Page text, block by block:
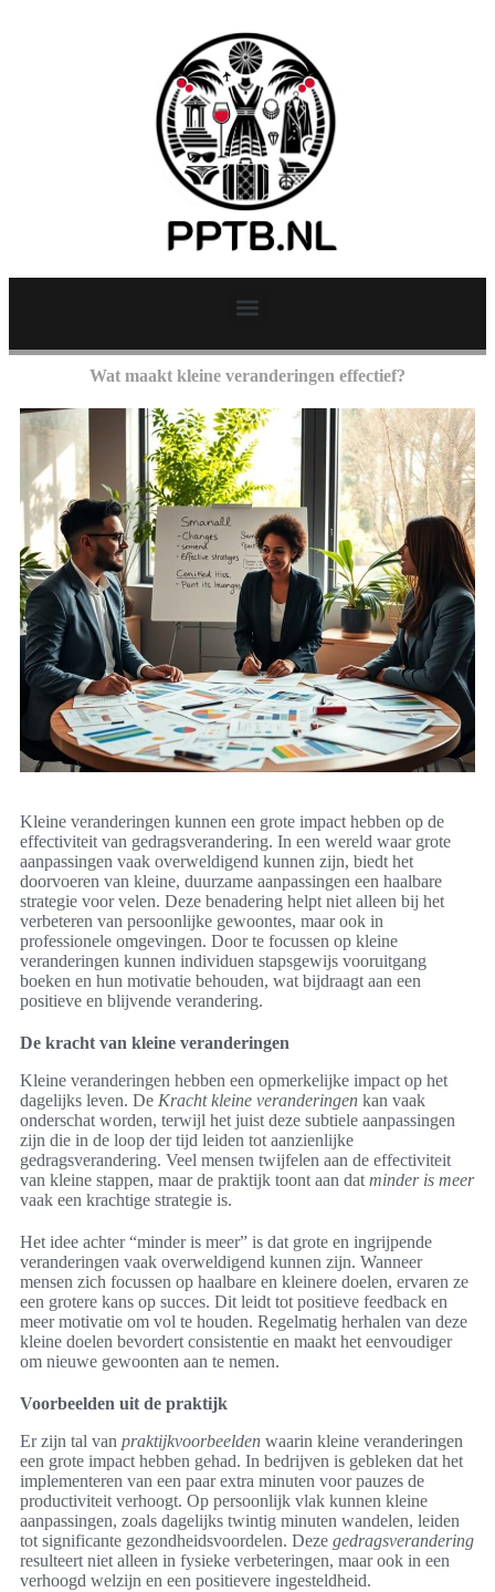
Wat maakt kleine veranderingen effectief?
Kleine veranderingen kunnen een grote impact hebben op de
effectiviteit van gedragsverandering. In een wereld waar grote
aanpassingen vaak overweldigend kunnen zijn, biedt het
doorvoeren van kleine, duurzame aanpassingen een haalbare
strategie voor velen. Deze benadering helpt niet alleen bij het
verbeteren van persoonlijke gewoontes, maar ook in
professionele omgevingen. Door te focussen op kleine
veranderingen kunnen individuen stapsgewijs vooruitgang
boeken en hun motivatie behouden, wat bijdraagt aan een
positieve en blijvende verandering.
De kracht van kleine veranderingen
Kleine veranderingen hebben een opmerkelijke impact op het
dagelijks leven. De Kracht kleine veranderingen kan vaak
onderschat worden, terwijl het juist deze subtiele aanpassingen
zijn die in de loop der tijd leiden tot aanzienlijke
gedragsverandering. Veel mensen twijfelen aan de effectiviteit
van kleine stappen, maar de praktijk toont aan dat minder is meer
vaak een krachtige strategie is.
Het idee achter “minder is meer” is dat grote en ingrijpende
veranderingen vaak overweldigend kunnen zijn. Wanneer
mensen zich focussen op haalbare en kleinere doelen, ervaren ze
een grotere kans op succes. Dit leidt tot positieve feedback en
meer motivatie om vol te houden. Regelmatig herhalen van deze
kleine doelen bevordert consistentie en maakt het eenvoudiger
om nieuwe gewoonten aan te nemen.
Voorbeelden uit de praktijk
Er zijn tal van praktijkvoorbeelden waarin kleine veranderingen
een grote impact hebben gehad. In bedrijven is gebleken dat het
implementeren van een paar extra minuten voor pauzes de
productiviteit verhoogt. Op persoonlijk vlak kunnen kleine
aanpassingen, zoals dagelijks twintig minuten wandelen, leiden
tot significante gezondheidsvoordelen. Deze gedragsverandering
resulteert niet alleen in fysieke verbeteringen, maar ook in een
verhoogd welzijn en een positievere ingesteldheid.